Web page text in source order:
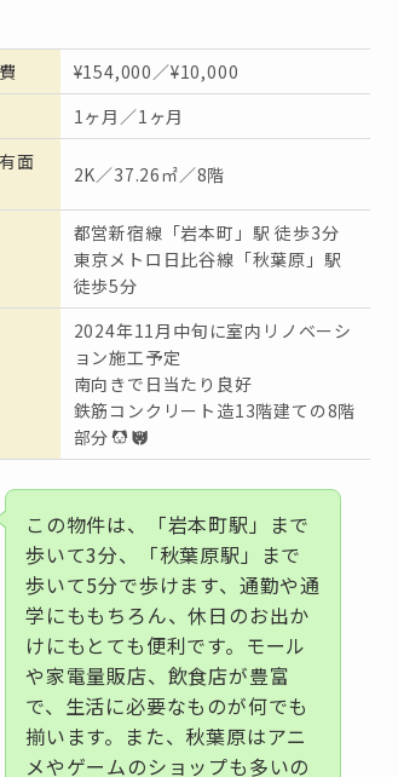
¥154,000／¥10,000
1ヶ月／1ヶ月
面
2K／37.26㎡／8階
都営新宿線「岩本町」駅 徒歩3分
東京メトロ日比谷線「秋葉原」駅
徒歩5分
2024年11月中旬に室内リノベーシ
ョン施工予定
南向きで日当たり良好
鉄筋コンクリート造13階建ての8階
部分
この物件は、「岩本町駅」まで
歩いて3分、「秋葉原駅」まで
歩いて5分で歩けます、通勤や通
学にももちろん、休日のお出か
けにもとても便利です。モール
や家電量販店、飲食店が豊富
で、生活に必要なものが何でも
揃います。また、秋葉原はアニ
メやゲームのショップも多いの